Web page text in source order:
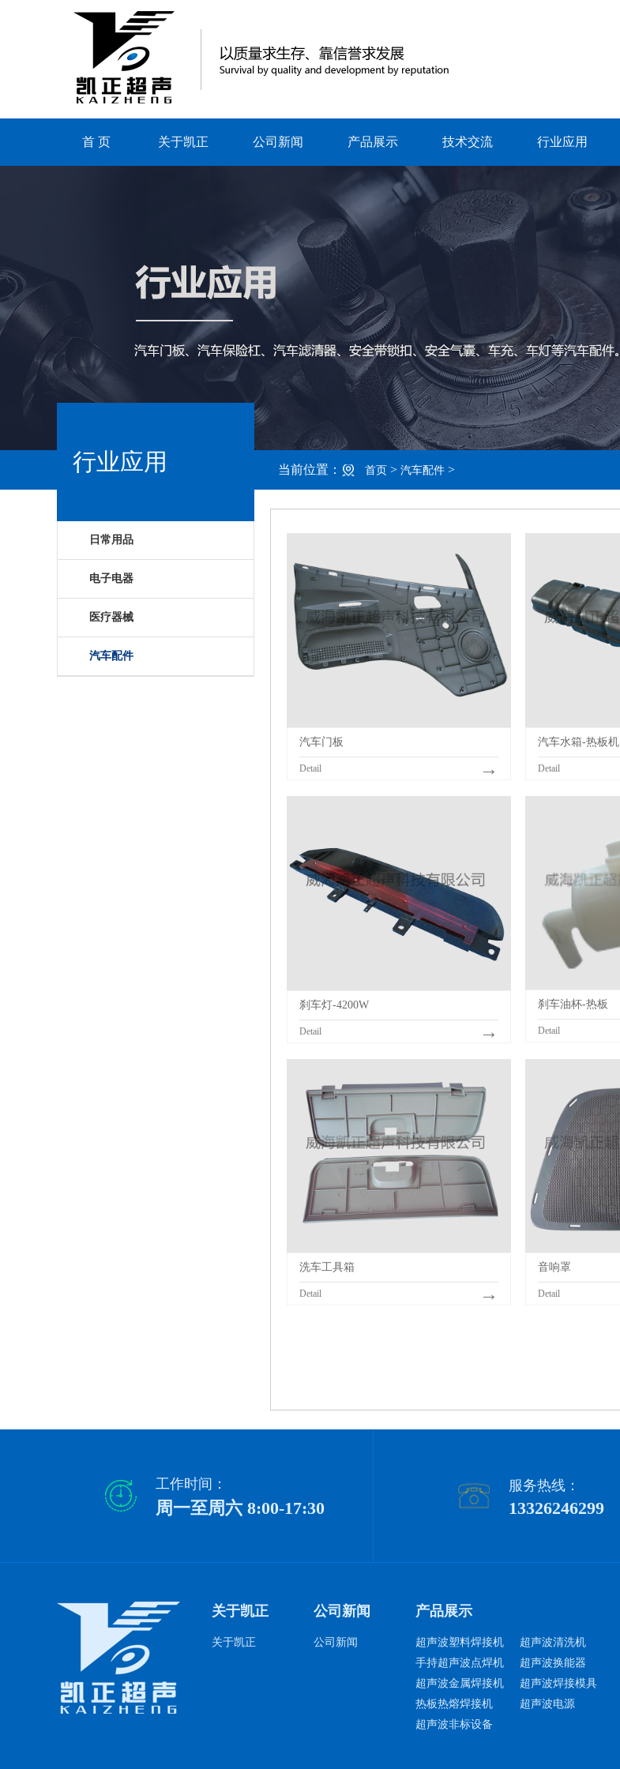
首 页 关于凯正 公司新闻 产品展示 技术交流 行业应用
当前位置： 首页 > 汽车配件 >
行业应用
日常用品
电子电器
医疗器械
汽车配件
汽车门板
Detail →
汽车水箱-热板机
Detail
刹车灯-4200W
Detail →
刹车油杯-热板
Detail
洗车工具箱
Detail →
音响罩
Detail
工作时间：
周一至周六 8:00-17:30
服务热线：
13326246299
关于凯正
关于凯正
公司新闻
公司新闻
产品展示
超声波塑料焊接机
手持超声波点焊机
超声波金属焊接机
热板热熔焊接机
超声波非标设备
超声波清洗机
超声波换能器
超声波焊接模具
超声波电源